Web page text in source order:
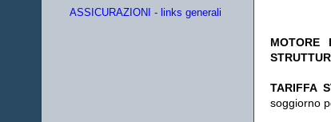
MOTORE
TARIFFA
soggiorno
ASSICURAZIONI - links generali